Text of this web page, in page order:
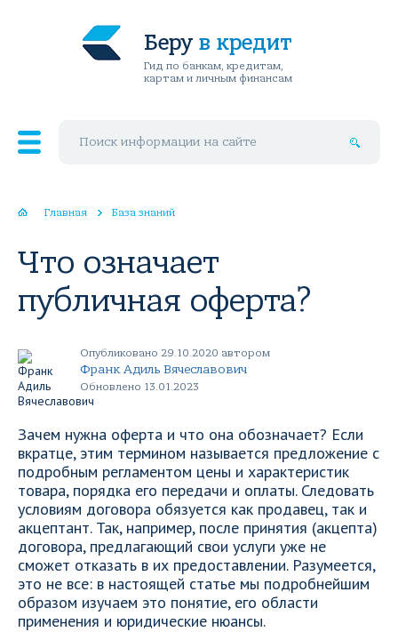
Беру в кредит
Гид по банкам, кредитам,
картам и личным финансам
Главная База знаний
Что означает
публичная оферта?
Опубликовано 29.10.2020 автором
Франк Адиль Вячеславович
Обновлено 13.01.2023
Зачем нужна оферта и что она обозначает? Если
вкратце, этим термином называется предложение с
подробным регламентом цены и характеристик
товара, порядка его передачи и оплаты. Следовать
условиям договора обязуется как продавец, так и
акцептант. Так, например, после принятия (акцепта)
договора, предлагающий свои услуги уже не
сможет отказать в их предоставлении. Разумеется,
это не все: в настоящей статье мы подробнейшим
образом изучаем это понятие, его области
применения и юридические нюансы.